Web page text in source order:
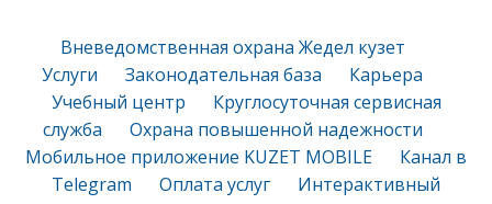
Вневедомственная охрана Жедел кузет
Услуги
Законодательная база
Карьера
Учебный центр
Круглосуточная сервисная
служба
Охрана повышенной надежности
Мобильное приложение KUZET MOBILE
Канал в
Telegram
Оплата услуг
Интерактивный